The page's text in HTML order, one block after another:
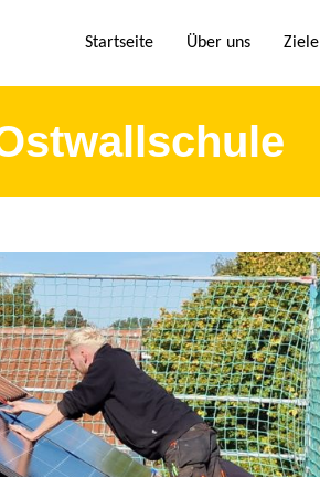
Startseite Über uns Ziele